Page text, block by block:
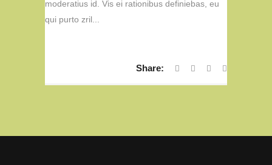
moderatius id. Vis ei rationibus definiebas, eu
qui purto zril...
Share: